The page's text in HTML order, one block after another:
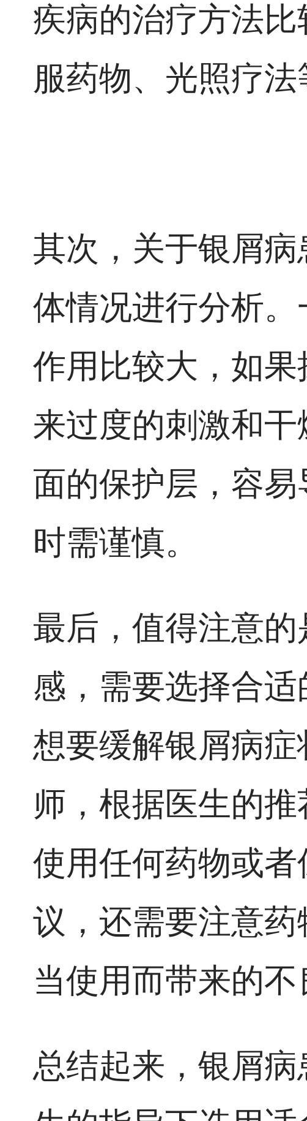
疾病的治疗方法
服药物、光照疗法
其次，关于银屑
体情况进行分析
作用比较大，如
来过度的刺激和
面的保护层，容
时需谨慎。
最后，值得注意
感，需要选择合
想要缓解银屑病
师，根据医生的
使用任何药物或
议，还需要注意
当使用而带来的不
总结起来，银屑